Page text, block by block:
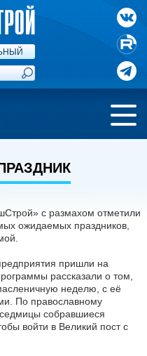
с размахом отметили
ожидаемых праздников,
пришли на
рассказали о том,
неделю, с её
По православному
собравшиеся
войти в Великий пост с